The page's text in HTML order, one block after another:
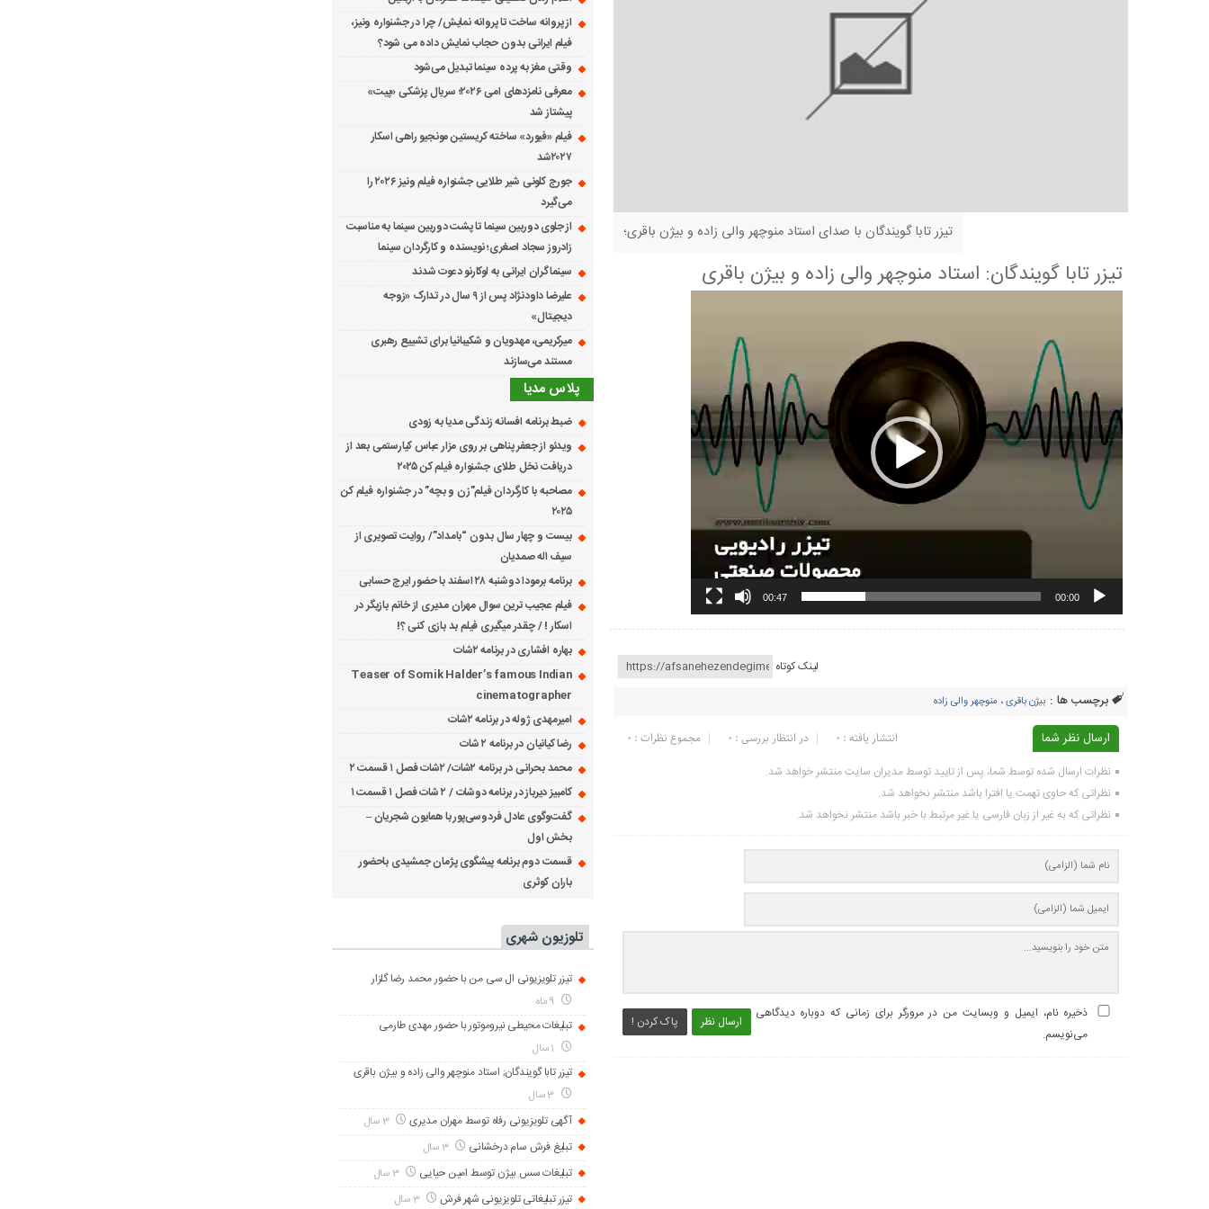
تیزر تابا گویندگان با صدای استاد منوچهر والی زاده و بیژن باقری؛
تیزر تابا گویندگان: استاد منوچهر والی زاده و بیژن باقری
00:00
00:47
لینک کوتاه
برچسب ها : بیژن باقری، منوچهر والی زاده
ارسال نظر شما مجموع نظرات : 0 در انتظار بررسی : 0 انتشار یافته : ۰
نظرات ارسال شده توسط شما، پس از تایید توسط مدیران سایت منتشر خواهد شد.
نظراتی که حاوی تهمت یا افترا باشد منتشر نخواهد شد.
نظراتی که به غیر از زبان فارسی یا غیر مرتبط با خبر باشد منتشر نخواهد شد.
ارسال نظر پاک کردن !
ذخیره نام، ایمیل و وبسایت من در مرورگر برای زمانی که دوباره دیدگاهی
می‌نویسم.
از پروانه ساخت تا پروانه نمایش/ چرا در جشنواره ونیز،
فیلم ایرانی بدون حجاب نمایش داده می شود؟
وقتی مغز به پرده سینما تبدیل می‌شود
معرفی نامزدهای امی ۲۰۲۶؛ سریال پزشکی «پیت»
پیشتاز شد
فیلم «فیورد» ساخته کریستین مونجیو راهی اسکار
۲۰۲۷شد
جورج کلونی شیر طلایی جشنواره فیلم ونیز ۲۰۲۶ را
می‌گیرد
از جلوی دوربین سینما تا پشت دوربین سینما به مناسبت
زادروز سجاد اصغری؛ نویسنده و کارگردان سینما
سینماگران ایرانی به لوکارنو دعوت شدند
علیرضا داودنژاد پس از ۹ سال در تدارک «زوجه
دیجیتال»
میرکریمی، مهدویان و شکیبانیا برای تشییع رهبری
مستند می‌سازند
پلاس مدیا
ضبط برنامه افسانه زندگی مدیا به زودی
ویدئو از جعفر پناهی بر روی مزار عباس کیارستمی بعد از
دریافت نخل طلای جشنواره فیلم کن ۲۰۲۵
مصاحبه با کارگردان فیلم”زن و بچه” در جشنواره فیلم کن
۲۰۲۵
بیست و چهار سال بدون “بامداد”/ روایت تصویری از
سیف اله صمدیان
برنامه برمودا دوشنبه ۲۸ اسفند با حضور ایرج حسابی
فیلم عجیب ترین سوال مهران مدیری از خانم بازیگر در
اسکار ! / چقدر میگیری فیلم بد بازی کنی ؟!
بهاره افشاری در برنامه ۲شات
Teaser of Somik Halder’s famous Indian
cinematographer
امیرمهدی ژوله در برنامه ۲شات
رضا کیانیان در برنامه ۲ شات
محمد بحرانی در برنامه ۲شات/ ۲شات فصل ۱ قسمت ۲
کامبیز دیرباز در برنامه دوشات / ۲ شات فصل ۱ قسمت ۱
گفت‌وگوی عادل فردوسی‌پور با همایون شجریان –
بخش اول
قسمت دوم برنامه پیشگوی پژمان جمشیدی باحضور
باران کوثری
تلوزیون شهری
تیزر تلویزیونی ال سی من با حضور محمد رضا گلزار
تبلیغات محیطی نیروموتور با حضور مهدی طارمی
تیزر تابا گویندگان; استاد منوچهر والی زاده و بیژن باقری
آگهی تلویزیونی رفاه توسط مهران مدیری 3 سال
تبلیغ فرش سام درخشانی 3 سال
تبلیغات سس بیژن توسط امین حیایی 3 سال
تیزر تبلیغاتی تلویزیونی شهر فرش 3 سال